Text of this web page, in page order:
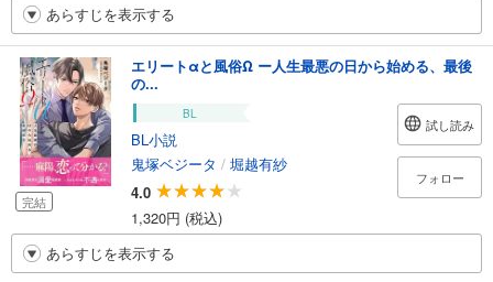
あらすじを表示する
完結
エリートαと風俗Ω ー人生最悪の日から始める、最後
の...
BL
BL小説
鬼塚ベジータ / 堀越有紗
4.0
1,320円 (税込)
試し読み
フォロー
あらすじを表示する